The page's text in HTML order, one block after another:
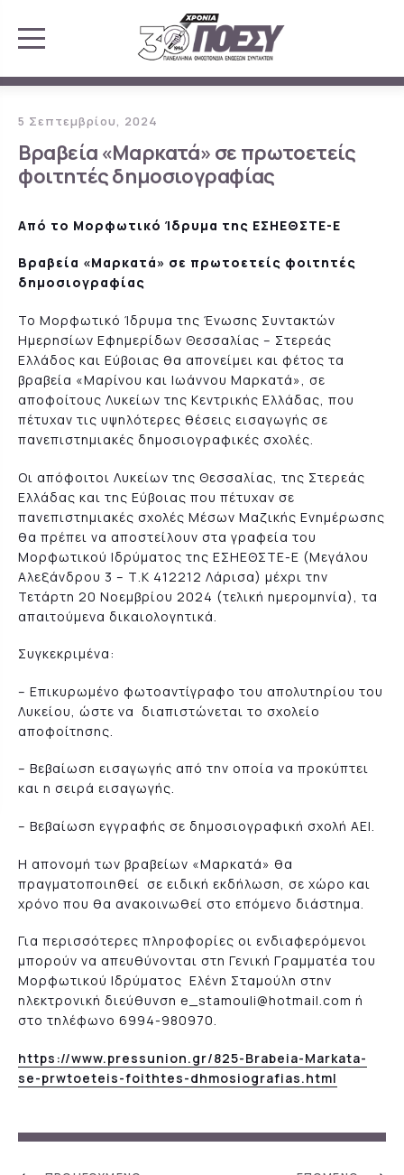
5 Σεπτεμβρίου, 2024
Βραβεία «Μαρκατά» σε πρωτοετείς
φοιτητές δημοσιογραφίας
Από το Μορφωτικό Ίδρυμα της ΕΣΗΕΘΣΤΕ-Ε
Βραβεία «Μαρκατά» σε πρωτοετείς φοιτητές
δημοσιογραφίας
Το Μορφωτικό Ίδρυμα της Ένωσης Συντακτών
Ημερησίων Εφημερίδων Θεσσαλίας – Στερεάς
Ελλάδος και Εύβοιας θα απονείμει και φέτος τα
βραβεία «Μαρίνου και Ιωάννου Μαρκατά», σε
αποφοίτους Λυκείων της Κεντρικής Ελλάδας, που
πέτυχαν τις υψηλότερες θέσεις εισαγωγής σε
πανεπιστημιακές δημοσιογραφικές σχολές.
Οι απόφοιτοι Λυκείων της Θεσσαλίας, της Στερεάς
Ελλάδας και της Εύβοιας που πέτυχαν σε
πανεπιστημιακές σχολές Μέσων Μαζικής Ενημέρωσης
θα πρέπει να αποστείλουν στα γραφεία του
Μορφωτικού Ιδρύματος της ΕΣΗΕΘΣΤΕ-Ε (Μεγάλου
Αλεξάνδρου 3 – Τ.Κ 412212 Λάρισα) μέχρι την
Τετάρτη 20 Νοεμβρίου 2024 (τελική ημερομηνία), τα
απαιτούμενα δικαιολογητικά.
Συγκεκριμένα:
– Επικυρωμένο φωτοαντίγραφο του απολυτηρίου του
Λυκείου, ώστε να διαπιστώνεται το σχολείο
αποφοίτησης.
– Βεβαίωση εισαγωγής από την οποία να προκύπτει
και η σειρά εισαγωγής.
– Βεβαίωση εγγραφής σε δημοσιογραφική σχολή ΑΕΙ.
Η απονομή των βραβείων «Μαρκατά» θα
πραγματοποιηθεί σε ειδική εκδήλωση, σε χώρο και
χρόνο που θα ανακοινωθεί στο επόμενο διάστημα.
Για περισσότερες πληροφορίες οι ενδιαφερόμενοι
μπορούν να απευθύνονται στη Γενική Γραμματέα του
Μορφωτικού Ιδρύματος Ελένη Σταμούλη στην
ηλεκτρονική διεύθυνση e_stamouli@hotmail.com ή
στο τηλέφωνο 6994-980970.
https://www.pressunion.gr/825-Brabeia-Markata-
se-prwtoeteis-foithtes-dhmosiografias.html